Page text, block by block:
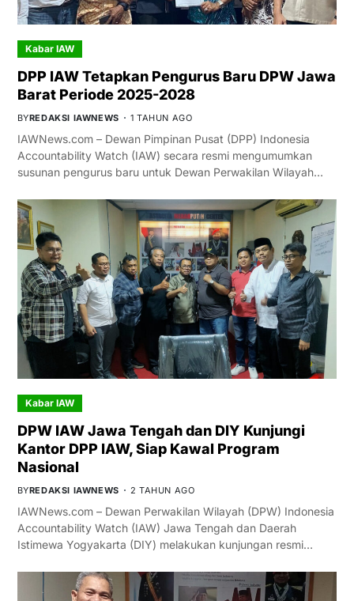
Kabar IAW
DPP IAW Tetapkan Pengurus Baru DPW Jawa
Barat Periode 2025-2028
BYREDAKSI IAWNEWS 1 TAHUN AGO
IAWNews.com – Dewan Pimpinan Pusat (DPP) Indonesia
Accountability Watch (IAW) secara resmi mengumumkan
susunan pengurus baru untuk Dewan Perwakilan Wilayah…
Kabar IAW
DPW IAW Jawa Tengah dan DIY Kunjungi
Kantor DPP IAW, Siap Kawal Program
Nasional
BYREDAKSI IAWNEWS 2 TAHUN AGO
IAWNews.com – Dewan Perwakilan Wilayah (DPW) Indonesia
Accountability Watch (IAW) Jawa Tengah dan Daerah
Istimewa Yogyakarta (DIY) melakukan kunjungan resmi…